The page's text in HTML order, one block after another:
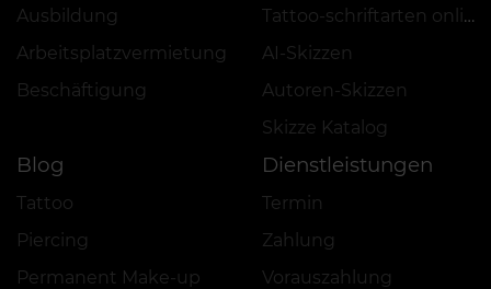
Ausbildung
Arbeitsplatzvermietung
Beschäftigung
Tattoo-schriftarten online
AI-Skizzen
Autoren-Skizzen
Skizze Katalog
Blog
Tattoo
Piercing
Permanent Make-up
Dienstleistungen
Termin
Zahlung
Vorauszahlung